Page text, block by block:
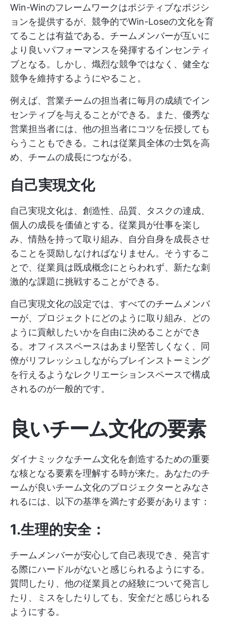
Win-Winのフレームワークはポジティブなポジシ
ョンを提供するが、競争的でWin-Loseの文化を育
てることは有益である。チームメンバーが互いに
より良いパフォーマンスを発揮するインセンティ
ブとなる。しかし、熾烈な競争ではなく、健全な
競争を維持するようにやること。
例えば、営業チームの担当者に毎月の成績でイン
センティブを与えることができる。また、優秀な
営業担当者には、他の担当者にコツを伝授しても
らうこともできる。これは従業員全体の士気を高
め、チームの成長につながる。
自己実現文化
自己実現文化は、創造性、品質、タスクの達成、
個人の成長を価値とする。従業員が仕事を楽し
み、情熱を持って取り組み、自分自身を成長させ
ることを奨励しなければなりません。そうするこ
とで、従業員は既成概念にとらわれず、新たな刺
激的な課題に挑戦することができる。
自己実現文化の設定では、すべてのチームメンバ
ーが、プロジェクトにどのように取り組み、どの
ように貢献したいかを自由に決めることができ
る。オフィススペースはあまり堅苦しくなく、同
僚がリフレッシュしながらブレインストーミング
を行えるようなレクリエーションスペースで構成
されるのが一般的です。
良いチーム文化の要素
ダイナミックなチーム文化を創造するための重要
な核となる要素を理解する時が来た。あなたのチ
ームが良いチーム文化のプロジェクターとみなさ
れるには、以下の基準を満たす必要があります：
1.生理的安全：
チームメンバーが安心して自己表現でき、発言す
る際にハードルがないと感じられるようにする。
質問したり、他の従業員との経験について発言し
たり、ミスをしたりしても、安全だと感じられる
ようにする。